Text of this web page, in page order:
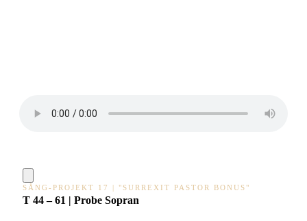
SÅNG-PROJEKT 17 | "SURREXIT PASTOR BONUS"
T 44 – 61 | Probe Sopran